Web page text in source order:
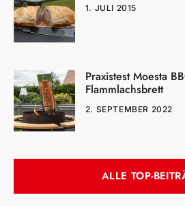
1. JULI 2015
Praxistest Moesta
Flammlachsbrett
2. SEPTEMBER 2022
ALLE TOP-